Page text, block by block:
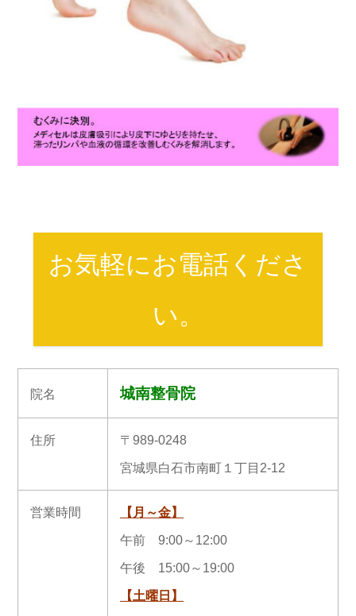
お気軽にお電話くださ
い。
院名 城南整骨院
住所 〒989-0248
宮城県白石市南町１丁目2-12
営業時間 【月～金】
午前 9:00～12:00
午後 15:00～19:00
【土曜日】